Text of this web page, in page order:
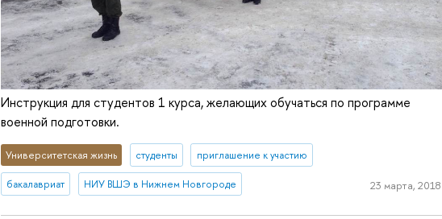
Инструкция для студентов 1 курса, желающих обучаться по программе
военной подготовки.
Университетская жизнь студенты приглашение к участию
бакалавриат НИУ ВШЭ в Нижнем Новгороде 23 марта, 2018